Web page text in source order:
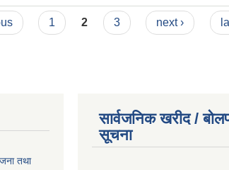
1 2 3 next ›
तथा
सार्वजनिक खरीद /
सूचना